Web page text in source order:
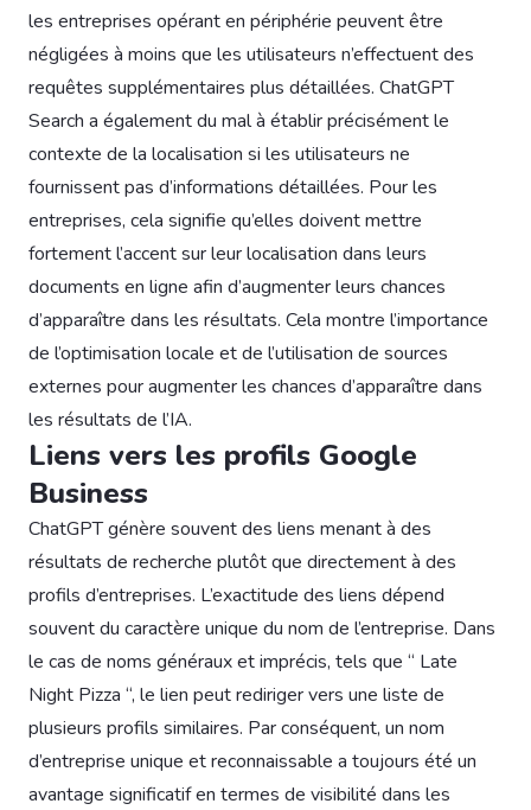
les entreprises opérant en périphérie peuvent être
négligées à moins que les utilisateurs n’effectuent des
requêtes supplémentaires plus détaillées. ChatGPT
Search a également du mal à établir précisément le
contexte de la localisation si les utilisateurs ne
fournissent pas d’informations détaillées. Pour les
entreprises, cela signifie qu’elles doivent mettre
fortement l’accent sur leur localisation dans leurs
documents en ligne afin d’augmenter leurs chances
d’apparaître dans les résultats. Cela montre l’importance
de l’optimisation locale et de l’utilisation de sources
externes pour augmenter les chances d’apparaître dans
les résultats de l’IA.
Liens vers les profils Google
Business
ChatGPT génère souvent des liens menant à des
résultats de recherche plutôt que directement à des
profils d’entreprises. L’exactitude des liens dépend
souvent du caractère unique du nom de l’entreprise. Dans
le cas de noms généraux et imprécis, tels que “ Late
Night Pizza “, le lien peut rediriger vers une liste de
plusieurs profils similaires. Par conséquent, un nom
d’entreprise unique et reconnaissable a toujours été un
avantage significatif en termes de visibilité dans les